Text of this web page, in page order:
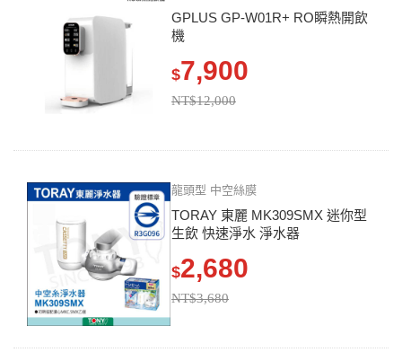
GPLUS GP-W01R+ RO瞬熱開飲
機
$7,900
NT$12,000
龍頭型 中空絲膜
TORAY 東麗 MK309SMX 迷你型
生飲 快速淨水 淨水器
$2,680
NT$3,680